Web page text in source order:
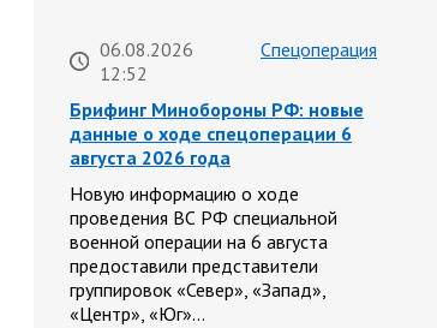
06.08.2026
12:52
Спецоперация
Брифинг Минобороны РФ: новые
данные о ходе спецоперации 6
августа 2026 года
Новую информацию о ходе
проведения ВС РФ специальной
военной операции на 6 августа
предоставили представители
группировок «Север», «Запад»,
«Центр», «Юг»…